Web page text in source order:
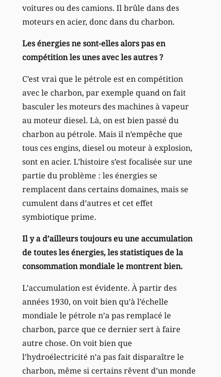
voitures ou des camions. Il brûle dans des
moteurs en acier, donc dans du charbon.
Les énergies ne sont-elles alors pas en
compétition les unes avec les autres ?
C’est vrai que le pétrole est en compétition
avec le charbon, par exemple quand on fait
basculer les moteurs des machines à vapeur
au moteur diesel. Là, on est bien passé du
charbon au pétrole. Mais il n’empêche que
tous ces engins, diesel ou moteur à explosion,
sont en acier. L’histoire s’est focalisée sur une
partie du problème : les énergies se
remplacent dans certains domaines, mais se
cumulent dans d’autres et cet effet
symbiotique prime.
Il y a d’ailleurs toujours eu une accumulation
de toutes les énergies, les statistiques de la
consommation mondiale le montrent bien.
L’accumulation est évidente. À partir des
années 1930, on voit bien qu’à l’échelle
mondiale le pétrole n’a pas remplacé le
charbon, parce que ce dernier sert à faire
autre chose. On voit bien que
l’hydroélectricité n’a pas fait disparaître le
charbon, même si certains rêvent d’un monde